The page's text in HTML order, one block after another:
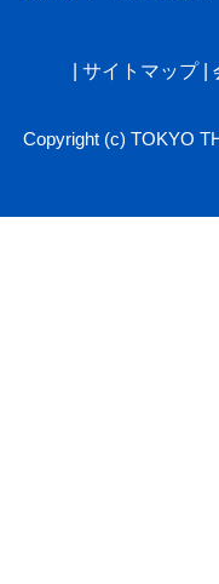
サイトマップ
Copyright (c) TOKYO